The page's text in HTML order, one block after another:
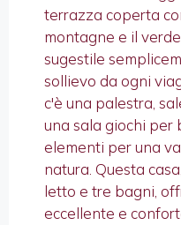
terrazza coperta
montagne e il
sugestile
sollievo da ogni
c'è una palestra,
una sala giochi per
elementi per una
natura. Questa
letto e tre bagni,
eccellente e